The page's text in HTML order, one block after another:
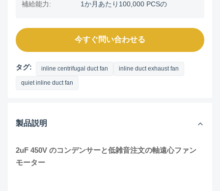
補給能力: 1か月あたり100,000 PCSの
今すぐ問い合わせる
タグ: inline centrifugal duct fan inline duct exhaust fan
quiet inline duct fan
製品説明
2uF 450V のコンデンサーと低雑音注文の軸遠心ファン
モーター